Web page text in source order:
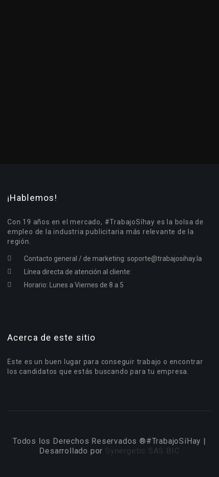
¡Hablemos!
Con 19 años en el mercado, #TrabajoSíhay es la bolsa de
empleo de la industria publicitaria más relevante de la
región.
Contacto general / de marketing: soporte@trabajosihay.la
Línea directa de atención al cliente:
Horario: Lunes a Viernes de 8 a 5
Acerca de este sitio
Este es un buen lugar para conseguir trabajo o encontrar
los candidatos que estás buscando para tu empresa.
Todos los Derechos Reservados ®#TrabajoSíHay |
Desarrollado por Synergetic SAS BIC